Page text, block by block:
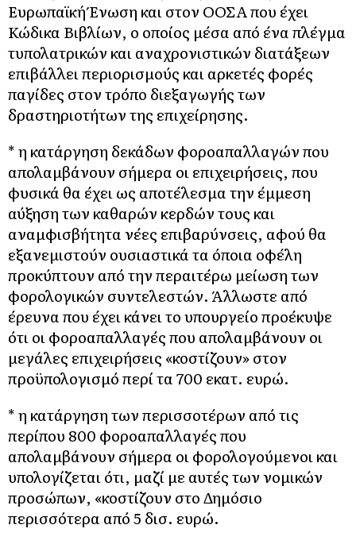
Ευρωπαϊκή Ένωση και στον ΟΟΣΑ που έχει
Κώδικα Βιβλίων, ο οποίος μέσα από ένα πλέγμα
τυπολατρικών και αναχρονιστικών διατάξεων
επιβάλλει περιορισμούς και αρκετές φορές
παγίδες στον τρόπο διεξαγωγής των
δραστηριοτήτων της επιχείρησης.
* η κατάργηση δεκάδων φοροαπαλλαγών που
απολαμβάνουν σήμερα οι επιχειρήσεις, που
φυσικά θα έχει ως αποτέλεσμα την έμμεση
αύξηση των καθαρών κερδών τους και
αναμφισβήτητα νέες επιβαρύνσεις, αφού θα
εξανεμιστούν ουσιαστικά τα όποια οφέλη
προκύπτουν από την περαιτέρω μείωση των
φορολογικών συντελεστών. Άλλωστε από
έρευνα που έχει κάνει το υπουργείο προέκυψε
ότι οι φοροαπαλλαγές που απολαμβάνουν οι
μεγάλες επιχειρήσεις «κοστίζουν» στον
προϋπολογισμό περί τα 700 εκατ. ευρώ.
* η κατάργηση των περισσοτέρων από τις
περίπου 800 φοροαπαλλαγές που
απολαμβάνουν σήμερα οι φορολογούμενοι και
υπολογίζεται ότι, μαζί με αυτές των νομικών
προσώπων, «κοστίζουν στο Δημόσιο
περισσότερα από 5 δισ. ευρώ.